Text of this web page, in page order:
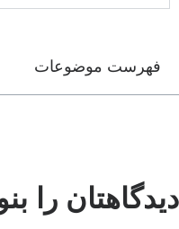
فهرست موضوعات
دیدگاهتان را